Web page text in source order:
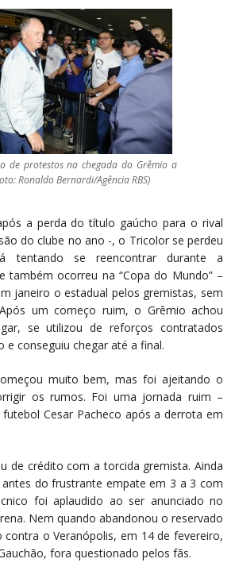
de protestos na chegada do Grêmio a
Ronaldo Bernardi/Agência RBS)
a perda do título gaúcho para o rival
do clube no ano -, o Tricolor se perdeu
tentando se reencontrar durante a
também ocorreu na “Copa do Mundo” –
janeiro o estadual pelos gremistas, sem
um começo ruim, o Grêmio achou
se utilizou de reforços contratados
e conseguiu chegar até a final.
muito bem, mas foi ajeitando o
os rumos. Foi uma jornada ruim –
Cesar Pacheco após a derrota em
de crédito com a torcida gremista. Ainda
do frustrante empate em 3 a 3 com
foi aplaudido ao ser anunciado no
Nem quando abandonou o reservado
o Veranópolis, em 14 de fevereiro,
fora questionado pelos fãs.